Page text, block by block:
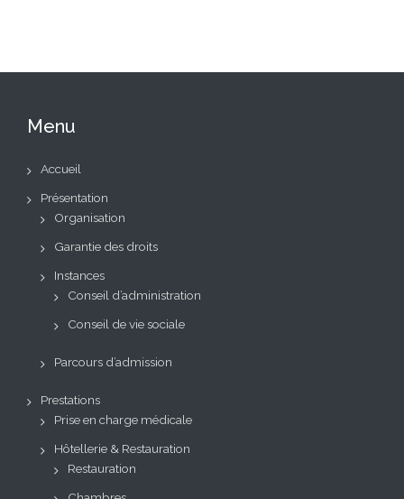
Menu
Accueil
Présentation
Organisation
Garantie des droits
Instances
Conseil d’administration
Conseil de vie sociale
Parcours d’admission
Prestations
Prise en charge médicale
Hôtellerie & Restauration
Restauration